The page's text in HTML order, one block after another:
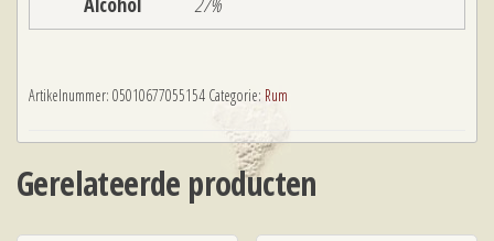
Artikelnummer: 05010677055154 Categorie: Rum
Gerelateerde producten